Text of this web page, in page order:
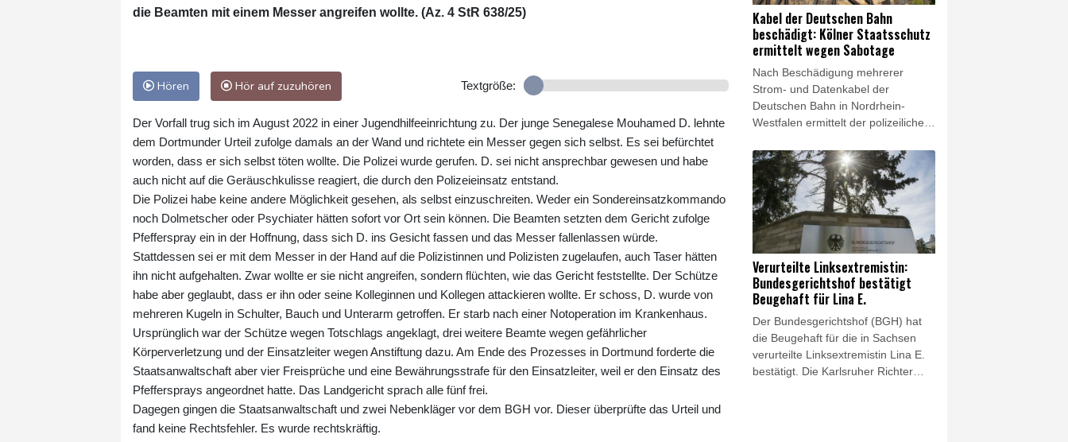
die Beamten mit einem Messer angreifen wollte. (Az. 4 StR 638/25)
Hören Hör auf zuzuhören Textgröße:
Der Vorfall trug sich im August 2022 in einer Jugendhilfeeinrichtung zu. Der junge Senegalese Mouhamed D. lehnte
dem Dortmunder Urteil zufolge damals an der Wand und richtete ein Messer gegen sich selbst. Es sei befürchtet
worden, dass er sich selbst töten wollte. Die Polizei wurde gerufen. D. sei nicht ansprechbar gewesen und habe
auch nicht auf die Geräuschkulisse reagiert, die durch den Polizeieinsatz entstand.
Die Polizei habe keine andere Möglichkeit gesehen, als selbst einzuschreiten. Weder ein Sondereinsatzkommando
noch Dolmetscher oder Psychiater hätten sofort vor Ort sein können. Die Beamten setzten dem Gericht zufolge
Pfefferspray ein in der Hoffnung, dass sich D. ins Gesicht fassen und das Messer fallenlassen würde.
Stattdessen sei er mit dem Messer in der Hand auf die Polizistinnen und Polizisten zugelaufen, auch Taser hätten
ihn nicht aufgehalten. Zwar wollte er sie nicht angreifen, sondern flüchten, wie das Gericht feststellte. Der Schütze
habe aber geglaubt, dass er ihn oder seine Kolleginnen und Kollegen attackieren wollte. Er schoss, D. wurde von
mehreren Kugeln in Schulter, Bauch und Unterarm getroffen. Er starb nach einer Notoperation im Krankenhaus.
Ursprünglich war der Schütze wegen Totschlags angeklagt, drei weitere Beamte wegen gefährlicher
Körperverletzung und der Einsatzleiter wegen Anstiftung dazu. Am Ende des Prozesses in Dortmund forderte die
Staatsanwaltschaft aber vier Freisprüche und eine Bewährungsstrafe für den Einsatzleiter, weil er den Einsatz des
Pfeffersprays angeordnet hatte. Das Landgericht sprach alle fünf frei.
Dagegen gingen die Staatsanwaltschaft und zwei Nebenkläger vor dem BGH vor. Dieser überprüfte das Urteil und
fand keine Rechtsfehler. Es wurde rechtskräftig.
der Vatikan am Freitag mit. Die
Opfer selbst werden demnach an
der Vorbereitung dieses Treffens
beteiligt sein.
Kabel der Deutschen Bahn
beschädigt: Kölner Staatsschutz
ermittelt wegen Sabotage
Nach Beschädigung mehrerer
Strom- und Datenkabel der
Deutschen Bahn in Nordrhein-
Westfalen ermittelt der polizeiliche
auf Sabotage. Unbekannte öffneten
in der Nacht zu Donnerstag in
Leverkusen einen unterirdischen
Kabelschacht und durchtrennten
mehrere Kabel- und
Glasfaserstränge, wie die Kölner
Polizei am Freitag mitteilte.
Betroffen waren Leitungen der
Bahn, die nach Polizeiangaben aber
nicht mehr genutzt wurden. Der
Zugverkehr war nicht beeinträchtigt.
Verurteilte Linksextremistin:
Bundesgerichtshof bestätigt
Beugehaft für Lina E.
Der Bundesgerichtshof (BGH) hat
die Beugehaft für die in Sachsen
verurteilte Linksextremistin Lina E.
bestätigt. Die Karlsruher Richter